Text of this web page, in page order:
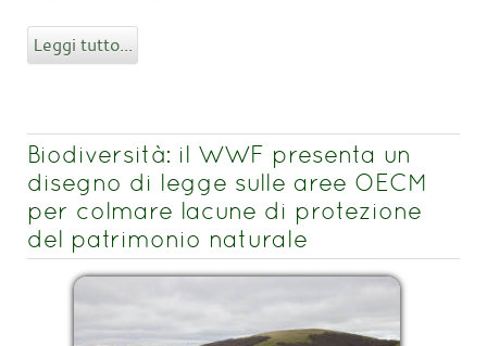
Leggi tutto...
Biodiversità: il WWF presenta un
disegno di legge sulle aree OECM
per colmare lacune di protezione
del patrimonio naturale